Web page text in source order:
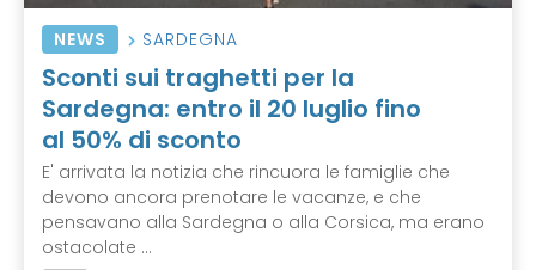
NEWS SARDEGNA
Sconti sui traghetti per la
Sardegna: entro il 20 luglio fino
al 50% di sconto
E' arrivata la notizia che rincuora le famiglie che
devono ancora prenotare le vacanze, e che
pensavano alla Sardegna o alla Corsica, ma erano
ostacolate ...